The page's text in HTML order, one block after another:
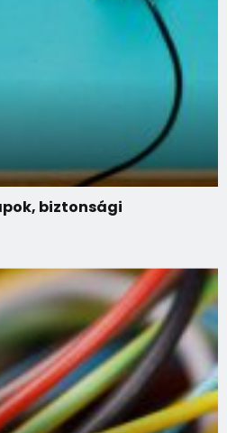
biztonsági